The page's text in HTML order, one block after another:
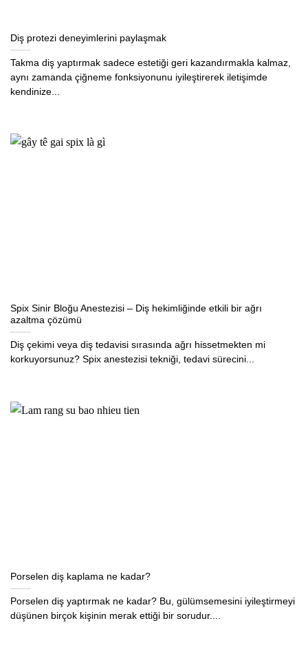
Diş protezi deneyimlerini paylaşmak
Takma diş yaptırmak sadece estetiği geri kazandırmakla kalmaz,
aynı zamanda çiğneme fonksiyonunu iyileştirerek iletişimde
kendinize...
Spix Sinir Bloğu Anestezisi – Diş hekimliğinde etkili bir ağrı
azaltma çözümü
Diş çekimi veya diş tedavisi sırasında ağrı hissetmekten mi
korkuyorsunuz? Spix anestezisi tekniği, tedavi sürecini...
Porselen diş kaplama ne kadar?
Porselen diş yaptırmak ne kadar? Bu, gülümsemesini iyileştirmeyi
düşünen birçok kişinin merak ettiği bir sorudur....